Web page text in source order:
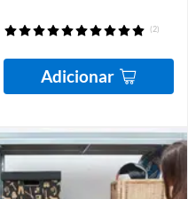
(2)
Adicionar